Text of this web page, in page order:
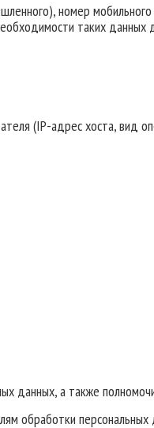
номер
таких данных
(IP-адрес хоста, вид
данных, а также
обработки персональных